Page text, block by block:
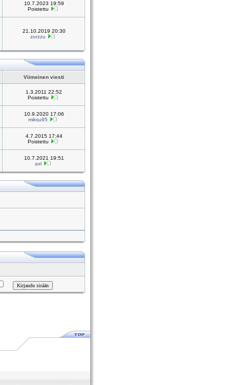
10.7.2023 19:59
Poistettu
21.10.2019 20:30
zorzzu
Viimeinen viesti
1.3.2011 22:52
Poistettu
10.9.2020 17:06
miksu95
4.7.2015 17:44
Poistettu
10.7.2021 19:51
axl